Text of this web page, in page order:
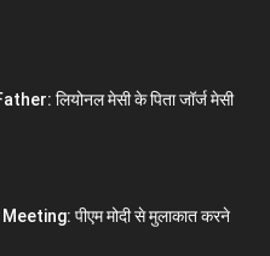
लियोनल मेसी के पिता जॉर्ज मेसी
पीएम मोदी से मुलाकात करने